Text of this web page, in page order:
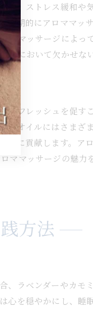
は、ストレス緩和や
定期的にアロママッ
、マッサージによっ
において欠かせな
リフレッシュを促す
マオイルにはさまざ
上に貢献します。ア
ママッサージの魅力
方法
、ラベンダーやカモ
心を穏やかにし、睡